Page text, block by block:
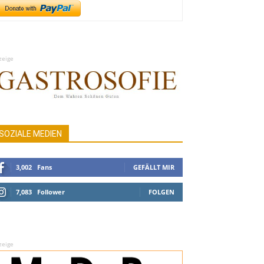
MEDIEN
3,002 Fans GEFÄLLT MIR
7,083 Follower FOLGEN